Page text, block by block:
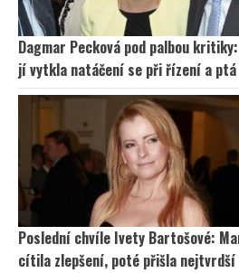
Dagmar Pecková pod palbou
jí vytkla natáčení se při řízení a
Poslední chvíle Ivety Bartošové:
cítila zlepšení, poté přišla nejtvrdší